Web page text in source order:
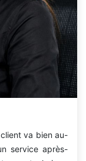
va bien au-
service après-